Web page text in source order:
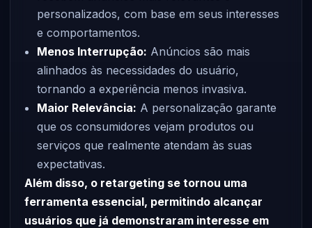
personalizados, com base em seus interesses
e comportamentos.
Menos Interrupção: Anúncios são mais
alinhados às necessidades do usuário,
tornando a experiência menos invasiva.
Maior Relevância: A personalização garante
que os consumidores vejam produtos ou
serviços que realmente atendam às suas
expectativas.
Além disso, o retargeting se tornou uma
ferramenta essencial, permitindo alcançar
usuários que já demonstraram interesse em